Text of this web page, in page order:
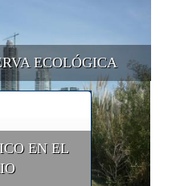
ECOLÓGICA
EN EL